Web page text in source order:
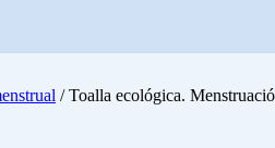
/ Toalla ecológica.